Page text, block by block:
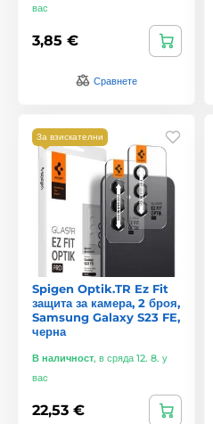
вас
3,85 €
Сравнете
За взискателни
Spigen Optik.TR Ez Fit
защита за камера, 2 броя,
Samsung Galaxy S23 FE,
черна
В наличност, в сряда 12. 8. у
вас
22,53 €